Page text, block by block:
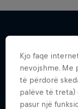
Më shumë
Kjo faqe
nevojshme. Me
të përdorë
palëve të treta)
pasur një